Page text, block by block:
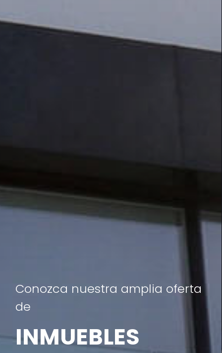
Conozca nuestra amplia oferta
de
INMUEBLES